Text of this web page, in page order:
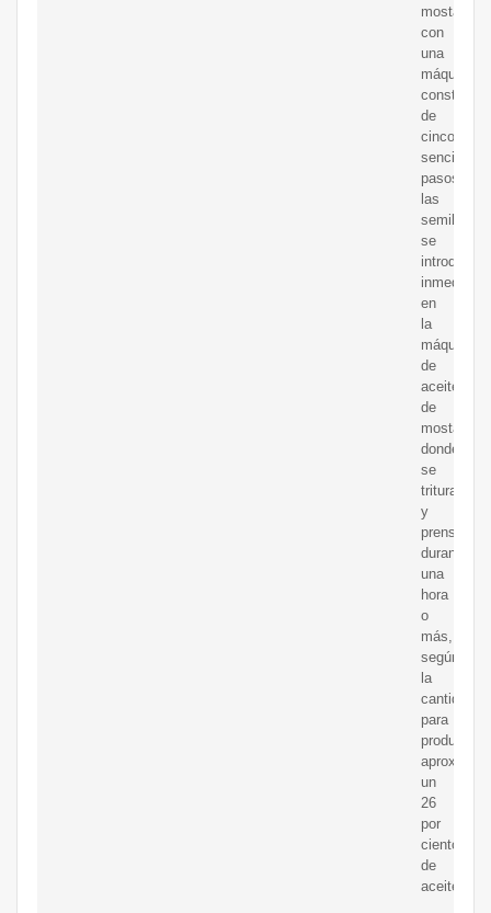
mostaza
con
una
máquina
consta
de
cinco
sencillos
pasos:
las
semillas
se
introducen
en
la
máquina
de
aceite
de
mostaza,
donde
se
trituran
y
prensan
durante
una
hora
o
más,
según
la
cantidad,
para
producir
un
26
por
ciento
de
aceite.